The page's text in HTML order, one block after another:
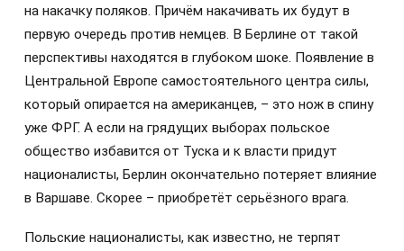
на накачку поляков. Причём накачивать их будут в
первую очередь против немцев. В Берлине от такой
перспективы находятся в глубоком шоке. Появление в
Центральной Европе самостоятельного центра силы,
который опирается на американцев, – это нож в спину
уже ФРГ. А если на грядущих выборах польское
общество избавится от Туска и к власти придут
националисты, Берлин окончательно потеряет влияние
в Варшаве. Скорее – приобретёт серьёзного врага.
Польские националисты, как известно, не терпят